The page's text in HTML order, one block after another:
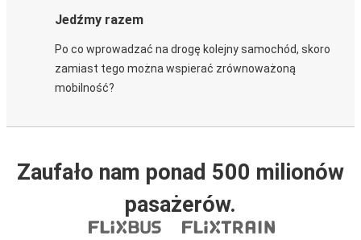
Jedźmy razem
Po co wprowadzać na drogę kolejny samochód, skoro
zamiast tego można wspierać zrównoważoną
mobilność?
Zaufało nam ponad 500 milionów
pasażerów.